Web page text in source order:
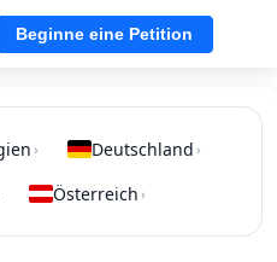
Beginne eine Petition
› Deutschland ›
Österreich ›